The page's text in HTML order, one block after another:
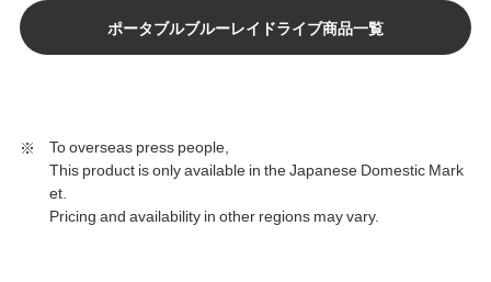
ポータブルブルーレイドライブ商品一覧
To overseas press people,
This product is only available in the Japanese Domestic Mark
et.
Pricing and availability in other regions may vary.